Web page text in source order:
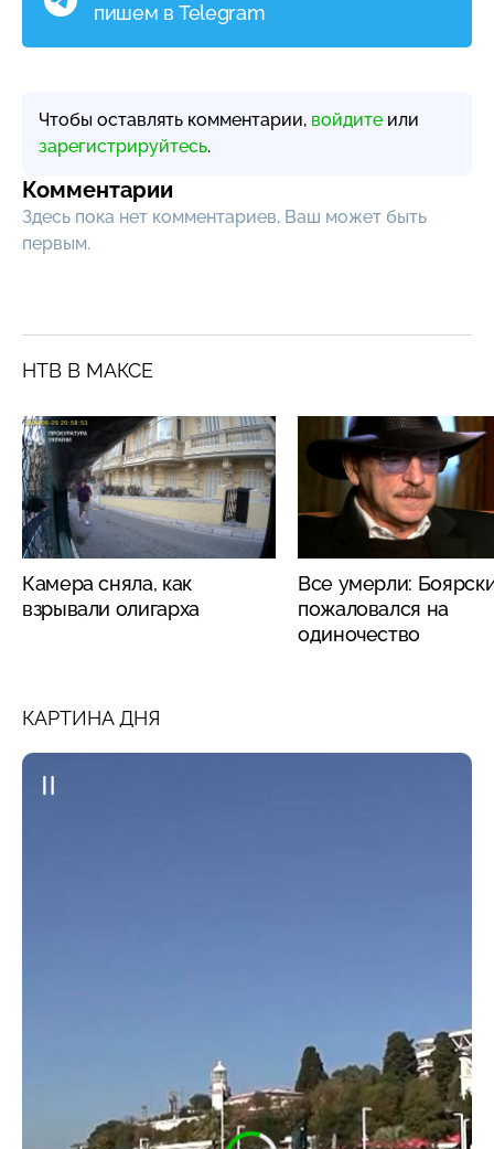
пишем в Telegram
Чтобы оставлять комментарии, войдите или
зарегистрируйтесь.
Комментарии
Здесь пока нет комментариев, Ваш может быть
первым.
НТВ В МАКСЕ
Камера сняла, как
взрывали олигарха
Все умерли:
пожаловался на
одиночество
КАРТИНА ДНЯ